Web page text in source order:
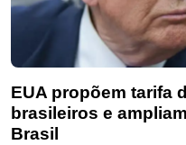
EUA propõem tarifa
brasileiros e
Brasil